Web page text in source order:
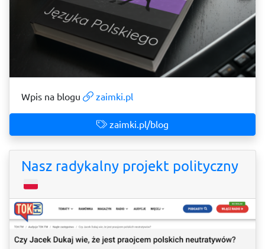
Wpis na blogu zaimki.pl
zaimki.pl/blog
Nasz radykalny projekt polityczny